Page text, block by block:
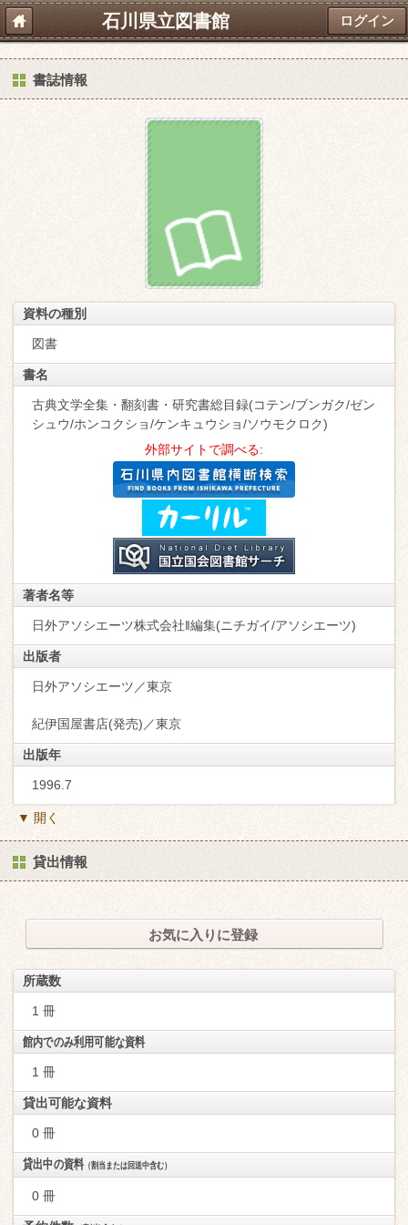
石川県立図書館 ログイン
書誌情報
資料の種別
図書
書名
古典文学全集・翻刻書・研究書総目録(コテン/ブンガク/ゼン
シュウ/ホンコクショ/ケンキュウショ/ソウモクロク)
外部サイトで調べる:
著者名等
日外アソシエーツ株式会社‖編集(ニチガイ/アソシエーツ)
出版者
日外アソシエーツ／東京
紀伊国屋書店(発売)／東京
出版年
1996.7
▼ 開く
貸出情報
お気に入りに登録
所蔵数
1 冊
館内でのみ利用可能な資料
1 冊
貸出可能な資料
0 冊
貸出中の資料（割当または回送中含む）
0 冊